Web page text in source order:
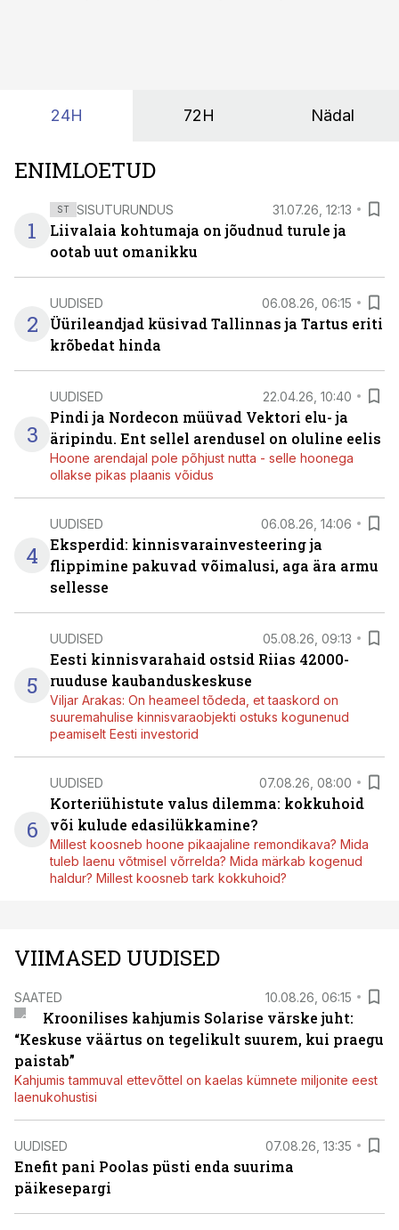
24H 72H Nädal
ENIMLOETUD
1
ST SISUTURUNDUS 31.07.26, 12:13
Liivalaia kohtumaja on jõudnud turule ja
ootab uut omanikku
2
UUDISED 06.08.26, 06:15
Üürileandjad küsivad Tallinnas ja Tartus eriti
krõbedat hinda
3
UUDISED 22.04.26, 10:40
Pindi ja Nordecon müüvad Vektori elu- ja
äripindu. Ent sellel arendusel on oluline eelis
Hoone arendajal pole põhjust nutta - selle hoonega
ollakse pikas plaanis võidus
4
UUDISED 06.08.26, 14:06
Eksperdid: kinnisvarainvesteering ja
flippimine pakuvad võimalusi, aga ära armu
sellesse
5
UUDISED 05.08.26, 09:13
Eesti kinnisvarahaid ostsid Riias 42000-
ruuduse kaubanduskeskuse
Viljar Arakas: On heameel tõdeda, et taaskord on
suuremahulise kinnisvaraobjekti ostuks kogunenud
peamiselt Eesti investorid
6
UUDISED 07.08.26, 08:00
Korteriühistute valus dilemma: kokkuhoid
või kulude edasilükkamine?
Millest koosneb hoone pikaajaline remondikava? Mida
tuleb laenu võtmisel võrrelda? Mida märkab kogenud
haldur? Millest koosneb tark kokkuhoid?
VIIMASED UUDISED
SAATED 10.08.26, 06:15
Kroonilises kahjumis Solarise värske juht:
“Keskuse väärtus on tegelikult suurem, kui praegu
paistab”
Kahjumis tammuval ettevõttel on kaelas kümnete miljonite eest
laenukohustisi
UUDISED 07.08.26, 13:35
Enefit pani Poolas püsti enda suurima
päikesepargi